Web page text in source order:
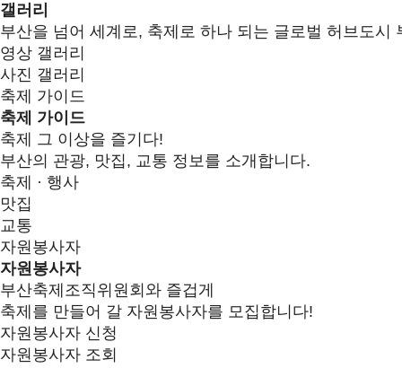
갤러리
부산을 넘어 세계로, 축제로 하나 되는 글로벌 허브도시
영상 갤러리
사진 갤러리
축제 가이드
축제 가이드
축제 그 이상을 즐기다!
부산의 관광, 맛집, 교통 정보를 소개합니다.
축제 · 행사
맛집
교통
자원봉사자
자원봉사자
부산축제조직위원회와 즐겁게
축제를 만들어 갈 자원봉사자를 모집합니다!
자원봉사자 신청
자원봉사자 조회